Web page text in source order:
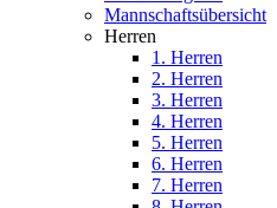
Mannschaftsübersicht
Herren
1. Herren
2. Herren
3. Herren
4. Herren
5. Herren
6. Herren
7. Herren